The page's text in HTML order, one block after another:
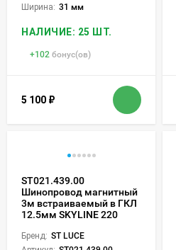
Ширина: 31 мм
НАЛИЧИЕ: 25 ШТ.
+102 бонус(ов)
5 100 ₽
ST021.439.00
Шинопровод магнитный
3м встраиваемый в ГКЛ
12.5мм SKYLINE 220
Бренд: ST LUCE